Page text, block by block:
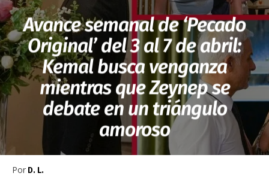
Avance semanal de ‘Pecado
Original’ del 3 al 7 de abril:
Kemal busca venganza
mientras que Zeynep se
debate en un triángulo
amoroso
Por D. L.